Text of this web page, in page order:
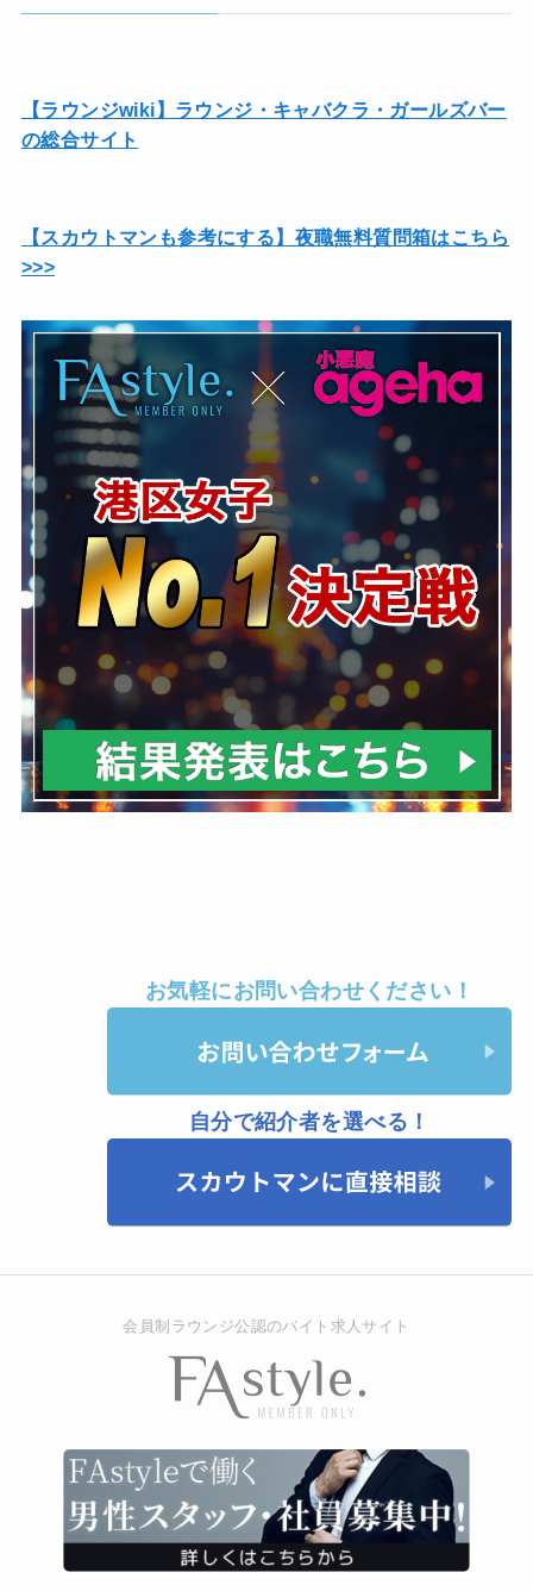
【ラウンジwiki】ラウンジ・キャバクラ・ガールズバー
の総合サイト
【スカウトマンも参考にする】夜職無料質問箱はこちら
>>>
お気軽にお問い合わせください！
自分で紹介者を選べる！
会員制ラウンジ公認のバイト求人サイト